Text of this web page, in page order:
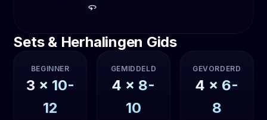
Sets & Herhalingen Gids
BEGINNER
3 x 10-
12
GEMIDDELD
4 x 8-
10
GEVORDERD
4 x 6-
8